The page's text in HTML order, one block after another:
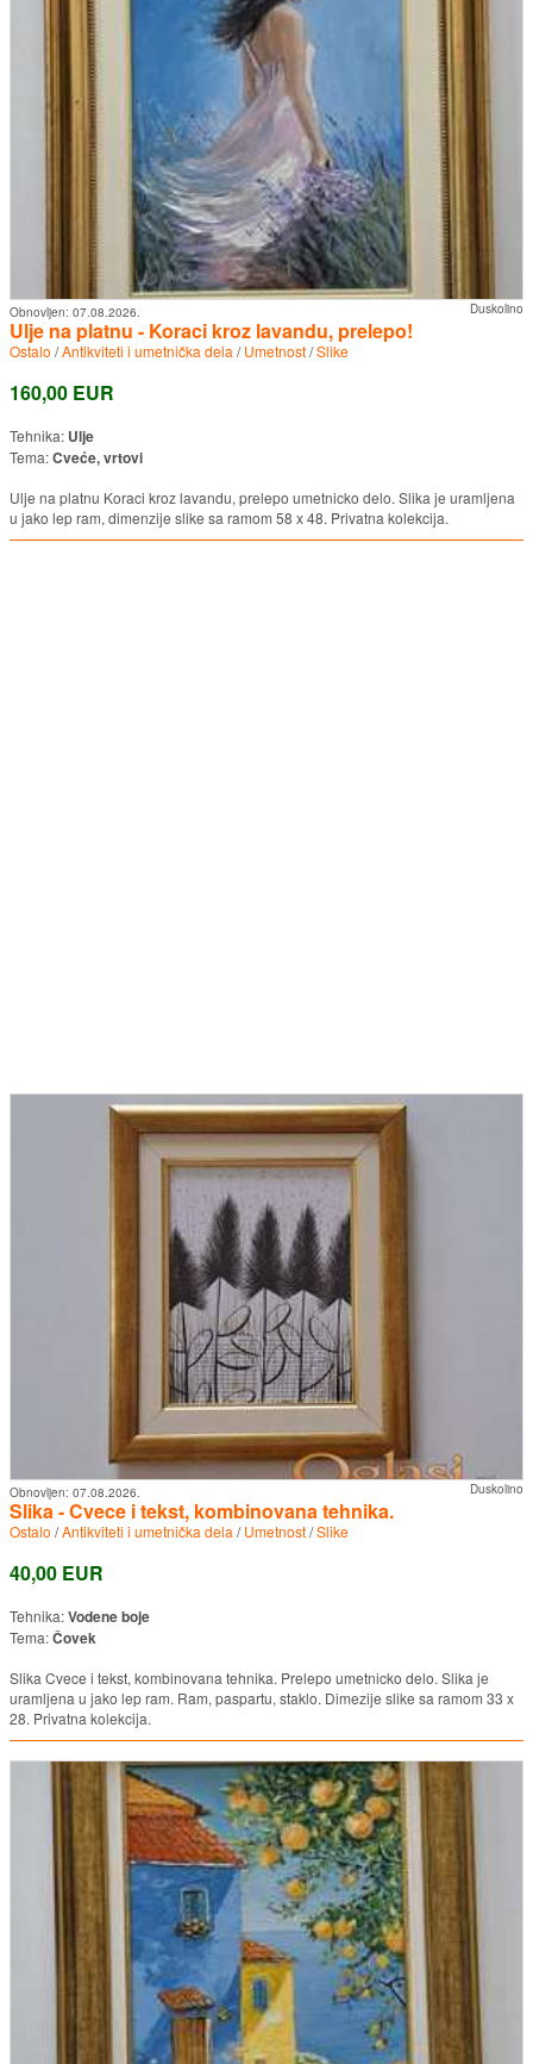
Duskolino
Obnovljen: 07.08.2026.
Ulje na platnu - Koraci kroz lavandu, prelepo!
Ostalo /Antikviteti i umetnička dela /Umetnost/Slike
160,00 EUR
Tehnika: Ulje
Tema:Cveće, vrtovi
Ulje na platnu Koraci kroz lavandu, prelepo umetnicko delo. Slika je uramljena
u jako lep ram, dimenzije slike sa ramom 58 x 48. Privatna kolekcija.
Duskolino
Obnovljen: 07.08.2026.
Slika - Cvece i tekst, kombinovana tehnika.
Ostalo /Antikviteti i umetnička dela /Umetnost/Slike
40,00 EUR
Tehnika:Vodene boje
Tema:Čovek
Slika Cvece i tekst, kombinovana tehnika. Prelepo umetnicko delo. Slika je
uramljena u jako lep ram. Ram, paspartu, staklo. Dimezije slike sa ramom 33 x
28. Privatna kolekcija.